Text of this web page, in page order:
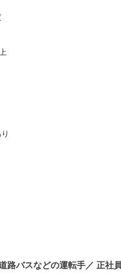
路バスなどの運転手／ 正社